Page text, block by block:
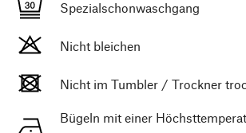
Spezialschonwaschgang
Nicht bleichen
Nicht im Tumbler / Trockner
Bügeln mit einer